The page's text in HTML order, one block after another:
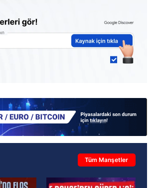
Tüm Manşetler